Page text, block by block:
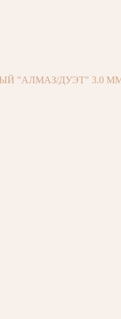
"АЛМАЗ/ДУЭТ" 3.0 ММ